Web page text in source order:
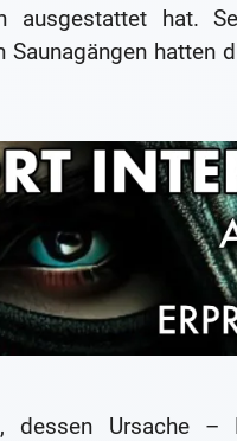
ausgestattet hat.
hatten
Ursache –